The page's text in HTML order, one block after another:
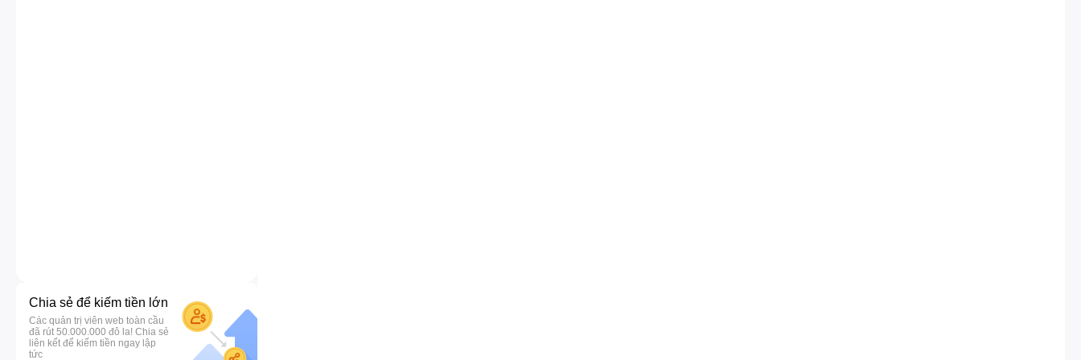
Chia sẻ để kiếm tiền lớn
Các quản trị viên web toàn cầu
đã rút 50.000.000 đô la! Chia sẻ
liên kết để kiếm tiền ngay lập
tức